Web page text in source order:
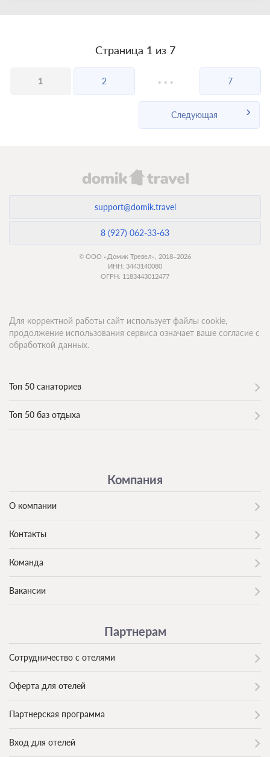
Страница 1 из 7
1 2 ... 7
Следующая
support@domik.travel
8 (927) 062-33-63
© ООО «Домик Тревел», 2018–2026
ИНН: 3443140080
ОГРН: 1183443012477
Топ 50 санаториев
Топ 50 баз отдыха
Компания
О компании
Контакты
Команда
Вакансии
Партнерам
Сотрудничество с отелями
Оферта для отелей
Партнерская программа
Вход для отелей
Для корректной работы сайт использует файлы cookie,
продолжение использования сервиса означает ваше согласие с
обработкой данных.